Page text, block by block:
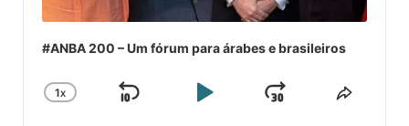
#ANBA 200 – Um fórum para árabes e brasileiros
CHANGE
1X
SKIP
PLAYJUMP